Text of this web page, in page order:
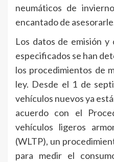
neumáticos de
encantado de
Los datos de emisión y
especificados se han
los procedimientos de
ley. Desde el 1 de
vehículos nuevos ya
acuerdo con el
vehículos ligeros
(WLTP), un
para medir el